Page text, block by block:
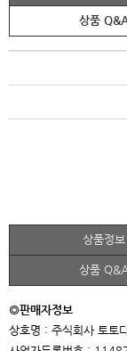
상품
상품정보
상품
◎판매자정보
상호명 : 주식회사 토토